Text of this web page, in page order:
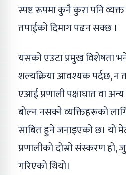
स्पष्ट रूपमा कुनै कुरा पनि
तपाईको दिमाग पढन सक्छ ।
यसको एउटा प्रमुख विशेषता
शल्यक्रिया आवश्यक पर्दछ, न त
एआई प्रणाली पक्षाघात वा
बोल्न नसक्ने व्यक्तिहरूको
साबित हुने जनाइएको छ। यो
प्रणालीको दोस्रो संस्करण हो,
गरिएको थियो।